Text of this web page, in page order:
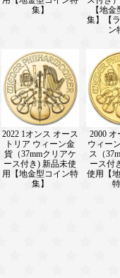
集】
【地
集】【
ン
2022 1オンス オース
トリア ウィーン金
貨（37mmクリアケ
ース付き) 新品未使
用【地金型コイン特
集】
2000
ウィー
ス（
ース付
使用【